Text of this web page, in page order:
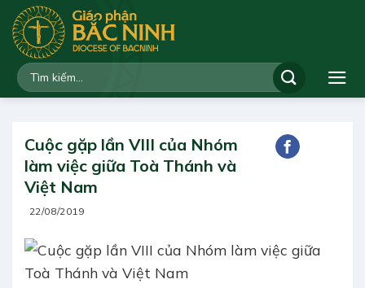
qua
dung
Cuộc gặp lần VIII của Nhóm
làm việc giữa Toà Thánh và
Việt Nam
22/08/2019